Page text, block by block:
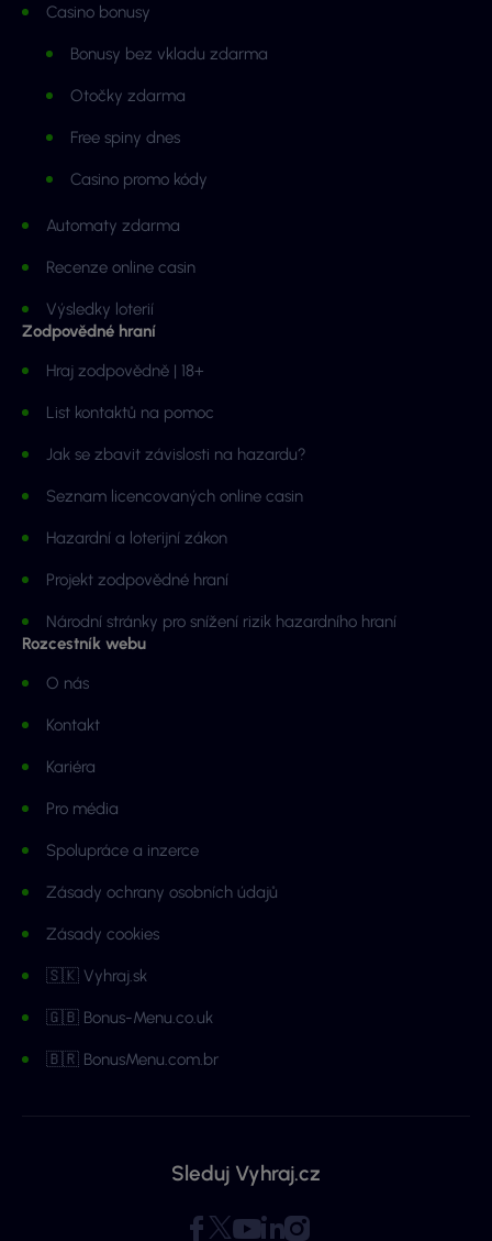
Casino bonusy
Bonusy bez vkladu zdarma
Otočky zdarma
Free spiny dnes
Casino promo kódy
Automaty zdarma
Recenze online casin
Výsledky loterií
Zodpovědné hraní
Hraj zodpovědně | 18+
List kontaktů na pomoc
Jak se zbavit závislosti na hazardu?
Seznam licencovaných online casin
Hazardní a loterijní zákon
Projekt zodpovědné hraní
Národní stránky pro snížení rizik hazardního hraní
Rozcestník webu
O nás
Kontakt
Kariéra
Pro média
Spolupráce a inzerce
Zásady ochrany osobních údajů
Zásady cookies
🇸🇰 Vyhraj.sk
🇬🇧 Bonus-Menu.co.uk
🇧🇷 BonusMenu.com.br
Sleduj Vyhraj.cz